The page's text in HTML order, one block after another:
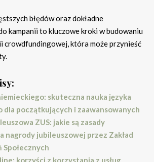
błędów oraz dokładne
kampanii to kluczowe kroki w budowaniu
która może przynieść
skuteczna nauka języka
dla początkujących i zaawansowanych
ZUS: jakie są zasady
nagrody jubileuszowej przez Zakład
korzyści z korzystania z usług